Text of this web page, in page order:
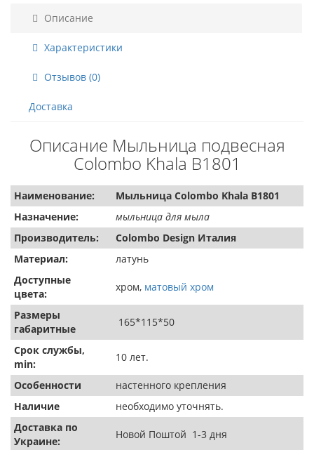
Описание
Характеристики
Отзывов (0)
Доставка
Описание Мыльница подвесная
Colombo Khala B1801
Наименование:
Мыльница Colombo Khala B1801
Назначение:
мыльница для мыла
Производитель:
Colombo Design Италия
Материал:
латунь
Доступные
цвета:
хром, матовый хром
Размеры
габаритные
165*115*50
Срок службы,
min:
10 лет.
Особенности
настенного крепления
Наличие
необходимо уточнять.
Доставка по
Украине:
Новой Поштой 1-3 дня